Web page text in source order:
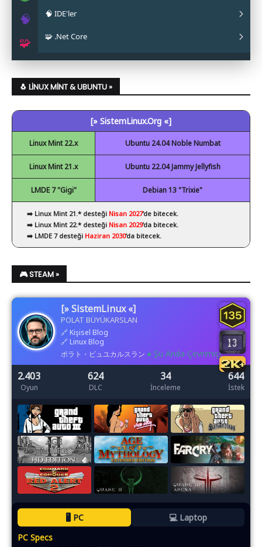
🧠
🧩
✔ Papirus
✔ Obsidian
✔ OpenJDK
✔ Android Studio
🧠 IDE'ler
✔ Eclipse
✔ Code::Blocks
✔ NetBeans
✔ Visual Studio Code
🧩 .Net Core
✔ .Net Core Kurulumu
🐧 LINUX MINT & UBUNTU »
[» SistemLinux.Org «]
Linux Mint 22.x Ubuntu 24.04 Noble Numbat
Linux Mint 21.x Ubuntu 22.04 Jammy Jellyfish
LMDE 7 "Gigi" Debian 13 "Trixie"
➡️ Linux Mint 21.* desteği Nisan 2027’de bitecek.
➡️ Linux Mint 22.* desteği Nisan 2029’da bitecek.
➡️ LMDE 7 desteği Haziran 2030’da bitecek.
🎮 STEAM »
[» SistemLinux «]
POLAT BÜYÜKARSLAN
🔗 Kişisel Blog
🔗 Linux Blog
ポラト・ビュユカルスラン ● Şu Anda Çevrimiçi
2.403
Oyun
624
DLC
34
İnceleme
644
İstek
🖥️ PC
💻 Laptop
PC Specs